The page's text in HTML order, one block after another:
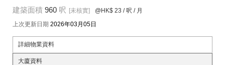
建築面積 960 呎 [未核實] @HK$ 23 / 呎 / 月
上次更新日期 2026年03月05日
詳細物業資料
大廈資料